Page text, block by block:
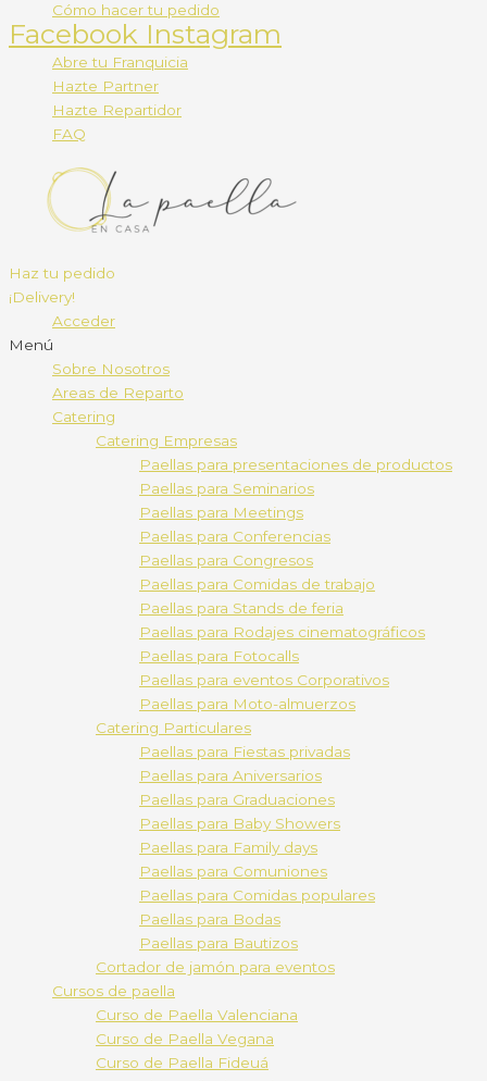
Cómo hacer tu pedido
Facebook Instagram
Abre tu Franquicia
Hazte Partner
Hazte Repartidor
FAQ
Haz tu pedido
¡Delivery!
Acceder
Menú
Sobre Nosotros
Areas de Reparto
Catering
Catering Empresas
Paellas para presentaciones de productos
Paellas para Seminarios
Paellas para Meetings
Paellas para Conferencias
Paellas para Congresos
Paellas para Comidas de trabajo
Paellas para Stands de feria
Paellas para Rodajes cinematográficos
Paellas para Fotocalls
Paellas para eventos Corporativos
Paellas para Moto-almuerzos
Catering Particulares
Paellas para Fiestas privadas
Paellas para Aniversarios
Paellas para Graduaciones
Paellas para Baby Showers
Paellas para Family days
Paellas para Comuniones
Paellas para Comidas populares
Paellas para Bodas
Paellas para Bautizos
Cortador de jamón para eventos
Cursos de paella
Curso de Paella Valenciana
Curso de Paella Vegana
Curso de Paella Fideuá